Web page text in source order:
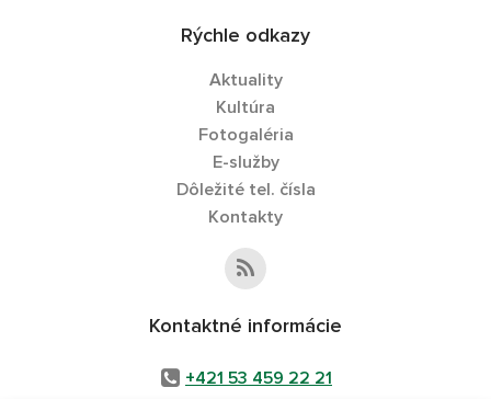
Rýchle odkazy
Aktuality
Kultúra
Fotogaléria
E-služby
Dôležité tel. čísla
Kontakty
Kontaktné informácie
+421 53 459 22 21